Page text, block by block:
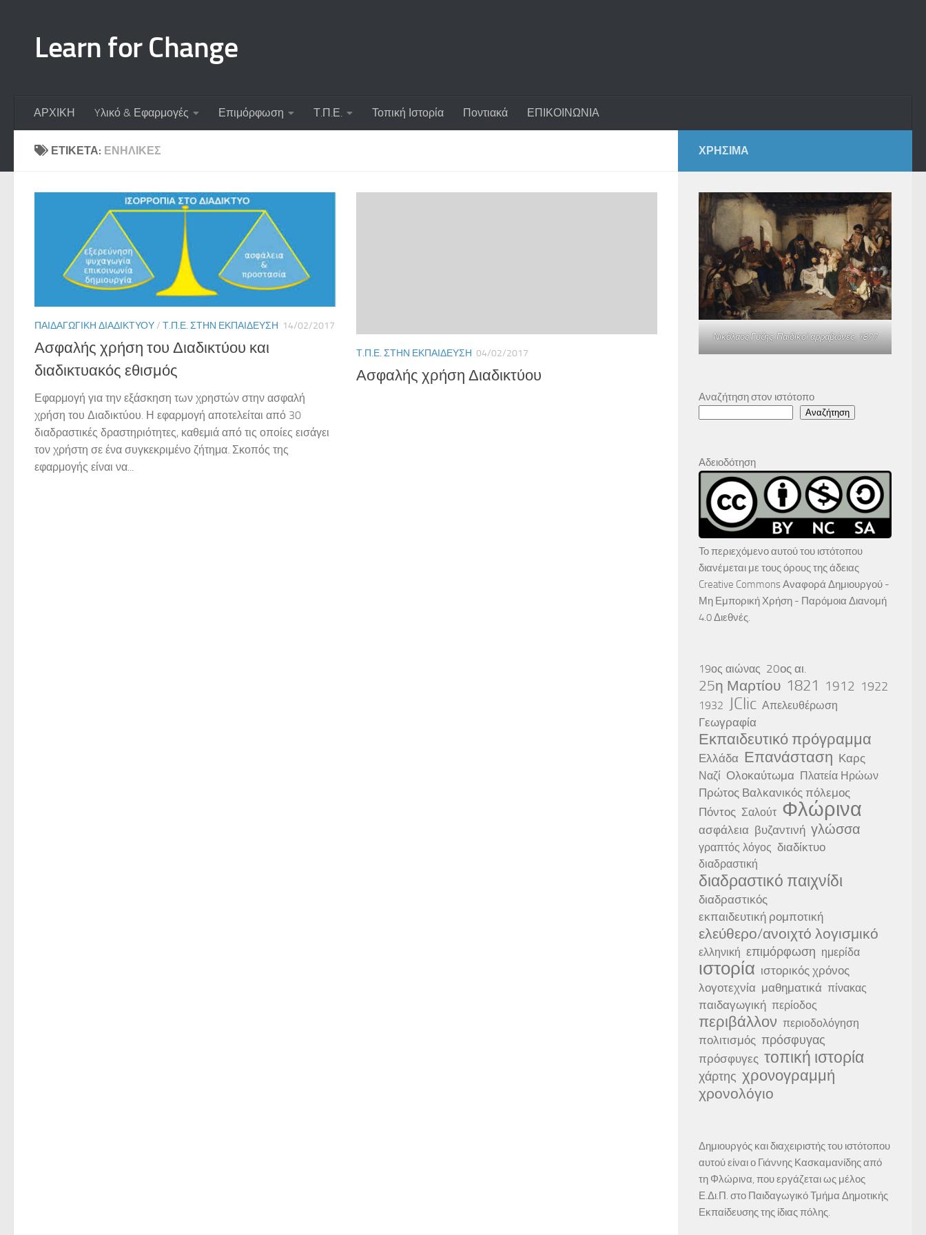
Learn for Change
ΑΡΧΙΚΗ Yλικό & Εφαρμογές Επιμόρφωση Τ.Π.Ε. Τοπική Ιστορία Ποντιακά ΕΠΙΚΟΙΝΩΝΙΑ
ΕΤΙΚΈΤΑ: ΕΝΉΛΙΚΕΣ
ΠΑΙΔΑΓΩΓΙΚΉ ΔΙΑΔΙΚΤΎΟΥ/ Τ.Π.Ε. ΣΤΗΝ ΕΚΠΑΊΔΕΥΣΗ 14/02/2017
Ασφαλής χρήση του Διαδικτύου και
διαδικτυακός εθισμός
Εφαρμογή για την εξάσκηση των χρηστών στην ασφαλή
χρήση του Διαδικτύου. Η εφαρμογή αποτελείται από 30
διαδραστικές δραστηριότητες, καθεμιά από τις οποίες εισάγει
τον χρήστη σε ένα συγκεκριμένο ζήτημα. Σκοπός της
εφαρμογής είναι να...
Τ.Π.Ε. ΣΤΗΝ ΕΚΠΑΊΔΕΥΣΗ 04/02/2017
Ασφαλής χρήση Διαδικτύου
ΧΡΗΣΙΜΑ
Νικόλαος Γύζης,Παιδικοί αρραβώνες, 1877
Αναζήτηση στον ιστότοπο
Αναζήτηση
Αδειοδότηση
Το περιεχόμενο αυτού του ιστότοπου
διανέμεται με τους όρους της άδειας
Creative Commons Αναφορά Δημιουργού -
Μη Εμπορική Χρήση - Παρόμοια Διανομή
4.0 Διεθνές.
19ος αιώνας 20ος αι.
25η Μαρτίου 1821 1912 1922
1932 JClic Απελευθέρωση
Γεωγραφία
Εκπαιδευτικό πρόγραμμα
Ελλάδα Επανάσταση Καρς
Ναζί Ολοκαύτωμα Πλατεία Ηρώων
Πρώτος Βαλκανικός πόλεμος
Πόντος Σαλούτ Φλώρινα
ασφάλεια βυζαντινή γλώσσα
γραπτός λόγος διαδίκτυο
διαδραστική
διαδραστικό παιχνίδι
διαδραστικός
εκπαιδευτική ρομποτική
ελεύθερο/ανοιχτό λογισμικό
ελληνική επιμόρφωση ημερίδα
ιστορία ιστορικός χρόνος
λογοτεχνία μαθηματικά πίνακας
παιδαγωγική περίοδος
περιβάλλον περιοδολόγηση
πολιτισμός πρόσφυγας
πρόσφυγες τοπική ιστορία
χάρτης χρονογραμμή
χρονολόγιο
Δημιουργός και διαχειριστής του ιστότοπου
αυτού είναι ο Γιάννης Κασκαμανίδης από
τη Φλώρινα, που εργάζεται ως μέλος
Ε.Δι.Π. στο Παιδαγωγικό Τμήμα Δημοτικής
Εκπαίδευσης της ίδιας πόλης.